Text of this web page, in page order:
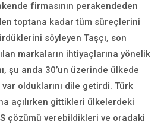
firmasının perakendeden
toptana kadar tüm süreçlerini
söyleyen Taşçı, son
markaların ihtiyaçlarına yönelik
şu anda 30’un üzerinde ülkede
olduklarını dile getirdi. Türk
açılırken gittikleri ülkelerdeki
çözümü verebildikleri ve oradaki